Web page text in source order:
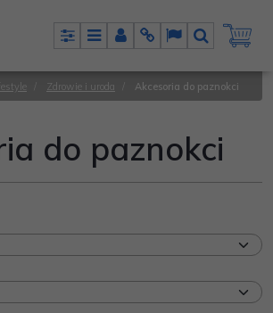
PanelMenuPanel
InfoLangSzukaj
Zdrowie i uroda Akcesoria do paznokci
do paznokci